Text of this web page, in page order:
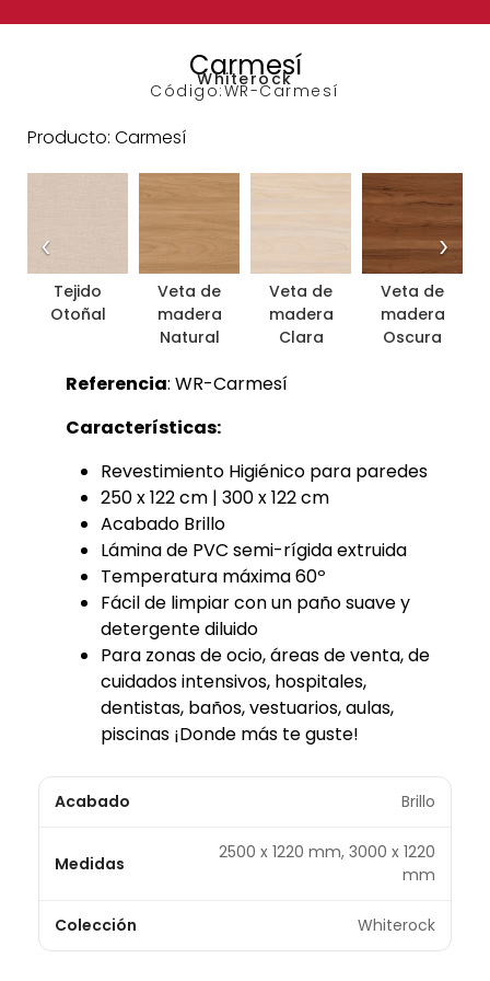
Carmesí
Whiterock
Código:WR-Carmesí
Producto: Carmesí
Tejido
Otoñal
Veta de
madera
Natural
Veta de
madera
Clara
Veta de
madera
Oscura
‹ ›
Referencia: WR-Carmesí
Características:
Revestimiento Higiénico para paredes
250 x 122 cm | 300 x 122 cm
Acabado Brillo
Lámina de PVC semi-rígida extruida
Temperatura máxima 60º
Fácil de limpiar con un paño suave y
detergente diluido
Para zonas de ocio, áreas de venta, de
cuidados intensivos, hospitales,
dentistas, baños, vestuarios, aulas,
piscinas ¡Donde más te guste!
Acabado Brillo
Medidas
2500 x 1220 mm, 3000 x 1220
mm
Colección Whiterock